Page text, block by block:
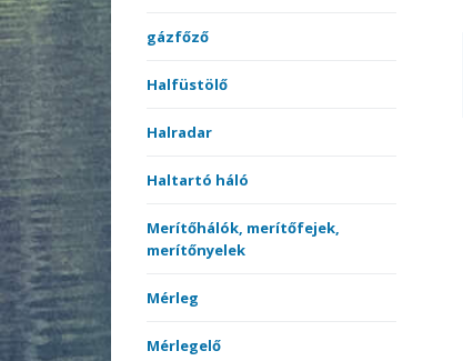
gázfőző
Halfüstölő
Halradar
Haltartó háló
Merítőhálók, merítőfejek,
merítőnyelek
Mérleg
Mérlegelő